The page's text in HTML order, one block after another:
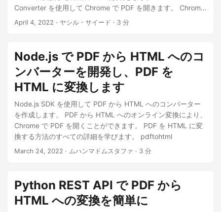
Converter を使用して Chrome で PDF を開きます。 Chrome
で PDF を開くための簡単なチュートリアル
April 4, 2022 · ヤシル・サイード · 3 分
Node.js で PDF から HTML へのコ
ンバーターを開発し、PDF を
HTML に変換します
Node.js SDK を使用して PDF から HTML へのコンバーター
を作成します。 PDF から HTML へのオンライン変換により、
Chrome で PDF を開くことができます。 PDF を HTML に変
換する方法のすべての詳細を学びます。 pdftohtml
March 24, 2022 · ムハンマドムスタファ · 3 分
Python REST API で PDF から
HTML への変換を簡単に